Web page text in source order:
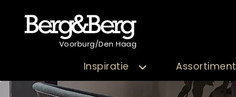
Voorburg/Den Haag
Inspiratie Assortiment